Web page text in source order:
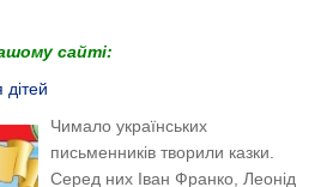
сайті:
дітей
Чимало українських
письменників творили казки.
Серед них Іван Франко, Леонід